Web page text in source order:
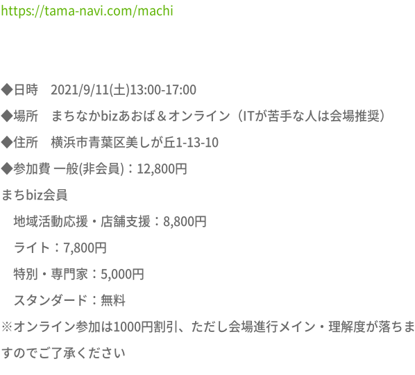
https://tama-navi.com/machi
◆日時 2021/9/11(土)13:00-17:00
◆場所 まちなかbizあおば＆オンライン（ITが苦手な人は会場推奨）
◆住所 横浜市青葉区美しが丘1-13-10
◆参加費 一般(非会員)：12,800円
まちbiz会員
地域活動応援・店舗支援：8,800円
ライト：7,800円
特別・専門家：5,000円
スタンダード：無料
※オンライン参加は1000円割引、ただし会場進行メイン・理解度が落ちま
すのでご了承ください